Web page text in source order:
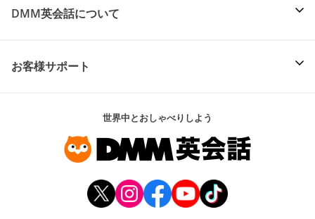
DMM英会話について
お客様サポート
世界中とおしゃべりしよう